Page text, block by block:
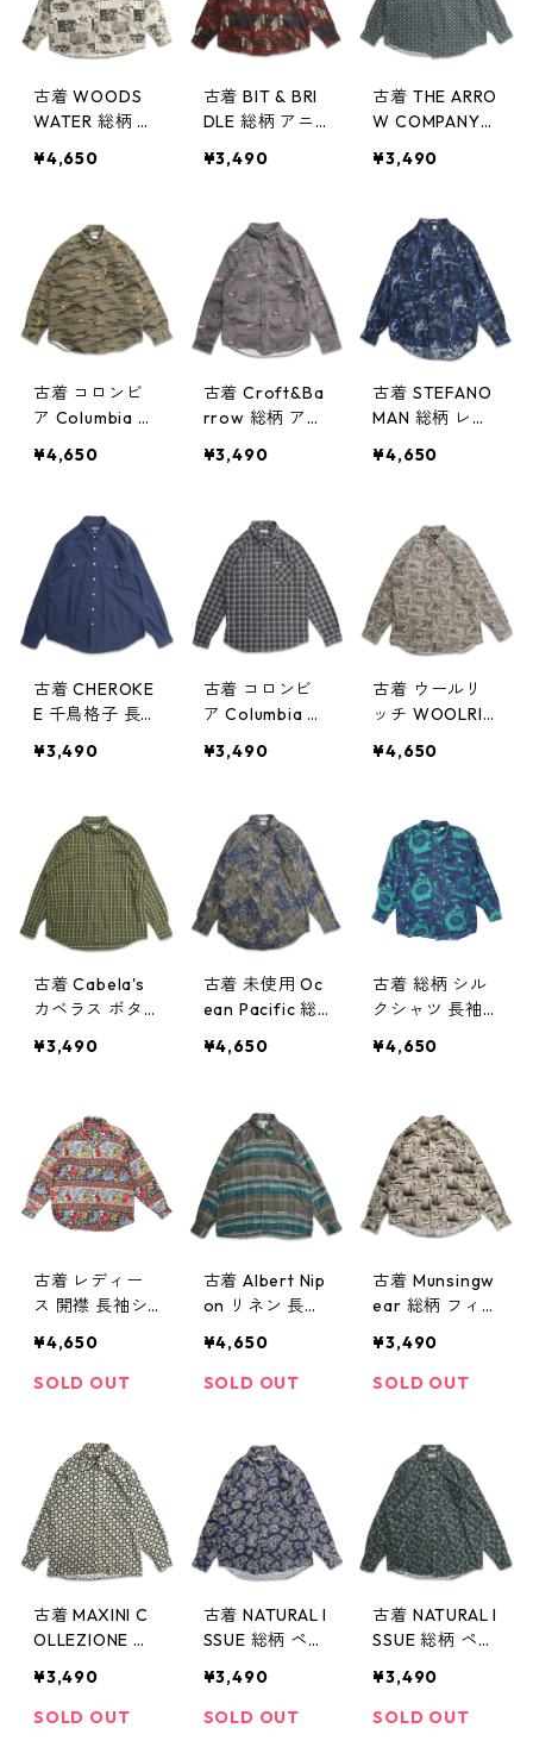
古着 WOODS
WATER 総柄 ア
犬 ボタンダウ
シャツ 表記：X
L gd409193n
w60423
¥4,650
古着 BIT & BRI
DLE 総柄 アニ
ンダウンシャツ
記：L gd4091
92n w60423
¥3,490
古着 THE ARRO
W COMPANY
ウンシャツ 長
記：XL gd40
9114n w60416
¥3,490
古着 コロンビ
ア Columbia 総
ンティングシャ
ンシャツ 長袖
シャツ 表記：M
gd409092n
w60414
¥4,650
古着 Croft&Ba
rrow 総柄 アニ
ングシャツ ボ
ツ 長袖シャツ
表記：S gd40
9091n w60414
¥3,490
古着 STEFANO
MAN 総柄 レー
ツ 表記：L gd
¥4,650
古着 CHEROKE
E 千鳥格子 長袖
ー 表記：L gd
¥3,490
古着 コロンビ
ア Columbia 長
トドアシャツ
記：L gd408
946n w60331
¥3,490
古着 ウールリ
ッチ WOOLRIC
ティング柄 長
表記：L gd40
8923n w60328
¥4,650
古着 Cabela's
カベラス ボタ
長袖シャツ チ
w60319
¥3,490
古着 未使用 Oc
ean Pacific 総
袖シャツ 表
656n w60302
¥4,650
古着 総柄 シル
クシャツ 長袖
サイズ表記：M
¥4,650
古着 レディー
ス 開襟 長袖シ
チカラー サイ
ズ表記：M gd
¥4,650
SOLD OUT
古着 Albert Nip
on リネン 長袖
ス チェック 表
記：XL gd40
¥4,650
SOLD OUT
古着 Munsingw
ear 総柄 フィッ
ンダウンシャツ
長袖シャツ 表
¥3,490
SOLD OUT
古着 MAXINI C
OLLEZIONE 総
ボックス 表
記：M gd409
¥3,490
SOLD OUT
古着 NATURAL I
SSUE 総柄 ペイ
ンダウンシャツ
長袖シャツ 表
¥3,490
SOLD OUT
古着 NATURAL I
SSUE 総柄 ペイ
ンダウンシャツ
長袖シャツ 表
¥3,490
SOLD OUT